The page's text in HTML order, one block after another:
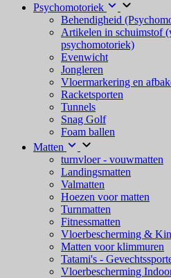
Psychomotoriek
Behendigheid
Artikelen in schuimstof
psychomotoriek)
Evenwicht
Jongleren
Vloermarkering en
Racketsporten
Tunnels
Snag Golf
Foam ballen
Matten
turnvloer - vouwmatten
Landingsmatten
Valmatten
Hoezen voor matten
Turnmatten
Fitnessmatten
Vloerbescherming &
Matten voor klimmuren
Tatami's -
Vloerbescherming